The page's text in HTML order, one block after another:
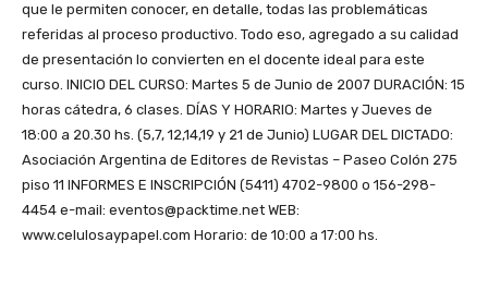
que le permiten conocer, en detalle, todas las problemáticas
referidas al proceso productivo. Todo eso, agregado a su calidad
de presentación lo convierten en el docente ideal para este
curso. INICIO DEL CURSO: Martes 5 de Junio de 2007 DURACIÓN: 15
horas cátedra, 6 clases. DÍAS Y HORARIO: Martes y Jueves de
18:00 a 20.30 hs. (5,7, 12,14,19 y 21 de Junio) LUGAR DEL DICTADO:
Asociación Argentina de Editores de Revistas – Paseo Colón 275
piso 11 INFORMES E INSCRIPCIÓN (5411) 4702-9800 o 156-298-
4454 e-mail: eventos@packtime.net WEB:
www.celulosaypapel.com Horario: de 10:00 a 17:00 hs.